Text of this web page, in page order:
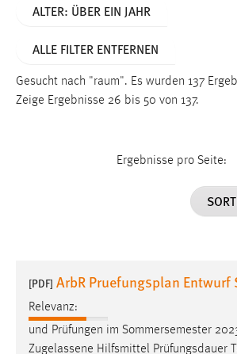
ALTER: ÜBER EIN JAHR
ALLE FILTER ENTFERNEN
Gesucht nach "raum". Es wurden 137
Zeige Ergebnisse 26 bis 50 von 137.
Ergebnisse pro Seite:
[PDF] ArbR Pruefungsplan Entwurf
Relevanz:
und Prüfungen im Sommersemester
Zugelassene Hilfsmittel Prüfungsdauer
Funktionen und sind für die
Name:
Dieser Cookie speichert die
Performance
Name:
staticfilecache